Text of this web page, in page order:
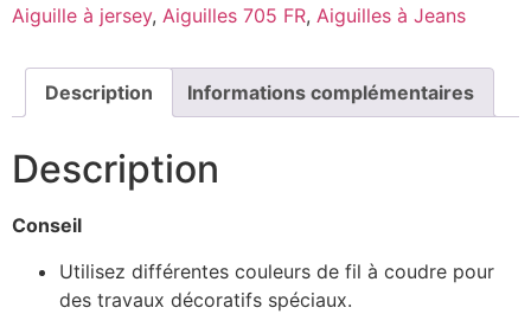
Aiguille à jersey, Aiguilles 705 FR, Aiguilles à Jeans
Description Informations complémentaires
Description
Conseil
Utilisez différentes couleurs de fil à coudre pour
des travaux décoratifs spéciaux.